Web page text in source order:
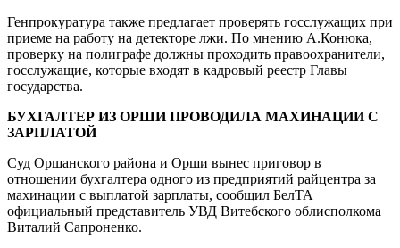
Генпрокуратура также предлагает проверять госслужащих при
приеме на работу на детекторе лжи. По мнению А.Конюка,
проверку на полиграфе должны проходить правоохранители,
госслужащие, которые входят в кадровый реестр Главы
государства.
БУХГАЛТЕР ИЗ ОРШИ ПРОВОДИЛА МАХИНАЦИИ С
ЗАРПЛАТОЙ
Суд Оршанского района и Орши вынес приговор в
отношении бухгалтера одного из предприятий райцентра за
махинации с выплатой зарплаты, сообщил БелТА
официальный представитель УВД Витебского облисполкома
Виталий Сапроненко.